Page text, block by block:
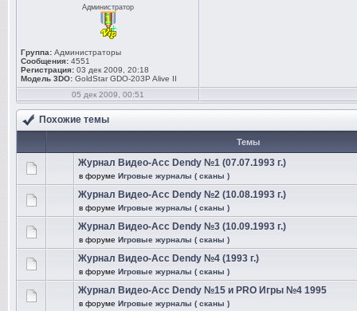
Администратор
Группа: Администраторы
Сообщения: 4551
Регистрация: 03 дек 2009, 20:18
Модель 3DO: GoldStar GDO-203P Alive II
05 дек 2009, 00:51
Похожие темы
Темы
Журнал Видео-Асс Dendy №1 (07.07.1993 г.)
в форуме Игровые журналы ( сканы )
Журнал Видео-Асс Dendy №2 (10.08.1993 г.)
в форуме Игровые журналы ( сканы )
Журнал Видео-Асс Dendy №3 (10.09.1993 г.)
в форуме Игровые журналы ( сканы )
Журнал Видео-Асс Dendy №4 (1993 г.)
в форуме Игровые журналы ( сканы )
Журнал Видео-Асс Dendy №15 и PRO Игры №4 1995
в форуме Игровые журналы ( сканы )